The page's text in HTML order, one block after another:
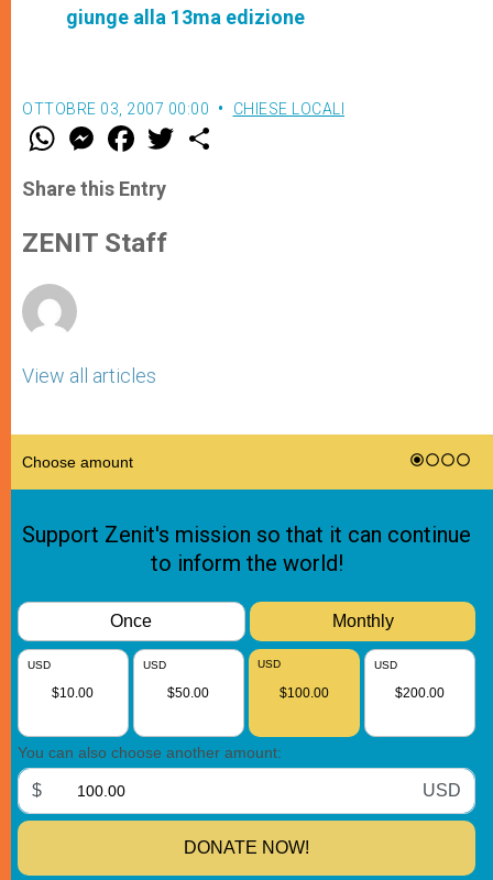
giunge alla 13ma edizione
OTTOBRE 03, 2007 00:00 CHIESE LOCALI
W
t
s
p
p
M
e
s
e
g
e
F
a
e
b
o
k
w
Share this Entry
ZENIT Staff
View all articles